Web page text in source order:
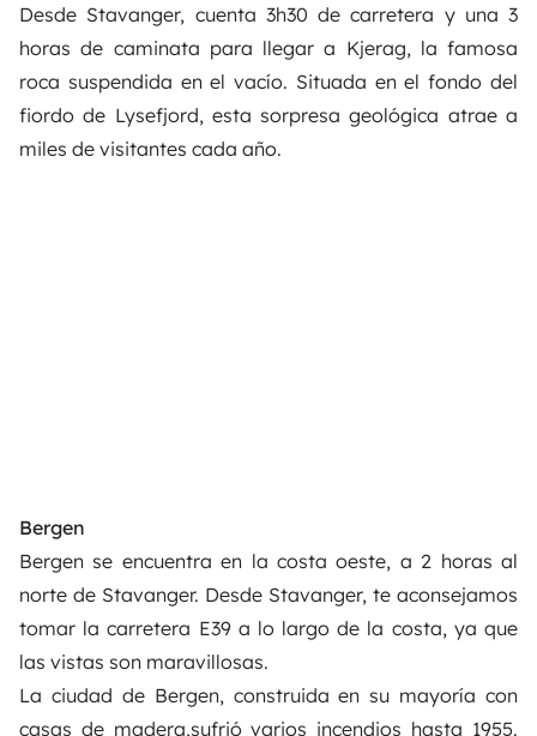
Desde Stavanger, cuenta 3h30 de carretera y una 3
horas de caminata para llegar a Kjerag, la famosa
roca suspendida en el vacío. Situada en el fondo del
fiordo de Lysefjord, esta sorpresa geológica atrae a
miles de visitantes cada año.
Bergen
Bergen se encuentra en la costa oeste, a 2 horas al
norte de Stavanger. Desde Stavanger, te aconsejamos
tomar la carretera E39 a lo largo de la costa, ya que
las vistas son maravillosas.
La ciudad de Bergen, construida en su mayoría con
casas de madera,sufrió varios incendios hasta 1955.